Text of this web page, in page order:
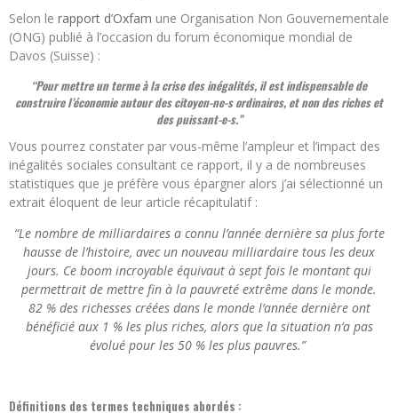
Selon le rapport d’Oxfam une Organisation Non Gouvernementale
(ONG) publié à l’occasion du forum économique mondial de
Davos (Suisse) :
“Pour mettre un terme à la crise des inégalités, il est indispensable de
construire l’économie autour des citoyen-ne-s ordinaires, et non des riches et
des puissant-e-s.”
Vous pourrez constater par vous-même l’ampleur et l’impact des
inégalités sociales consultant ce rapport, il y a de nombreuses
statistiques que je préfère vous épargner alors j’ai sélectionné un
extrait éloquent de leur article récapitulatif :
“Le nombre de milliardaires a connu l’année dernière sa plus forte
hausse de l’histoire, avec un nouveau milliardaire tous les deux
jours. Ce boom incroyable équivaut à sept fois le montant qui
permettrait de mettre fin à la pauvreté extrême dans le monde.
82 % des richesses créées dans le monde l’année dernière ont
bénéficié aux 1 % les plus riches, alors que la situation n’a pas
évolué pour les 50 % les plus pauvres.”
Définitions des termes techniques abordés :